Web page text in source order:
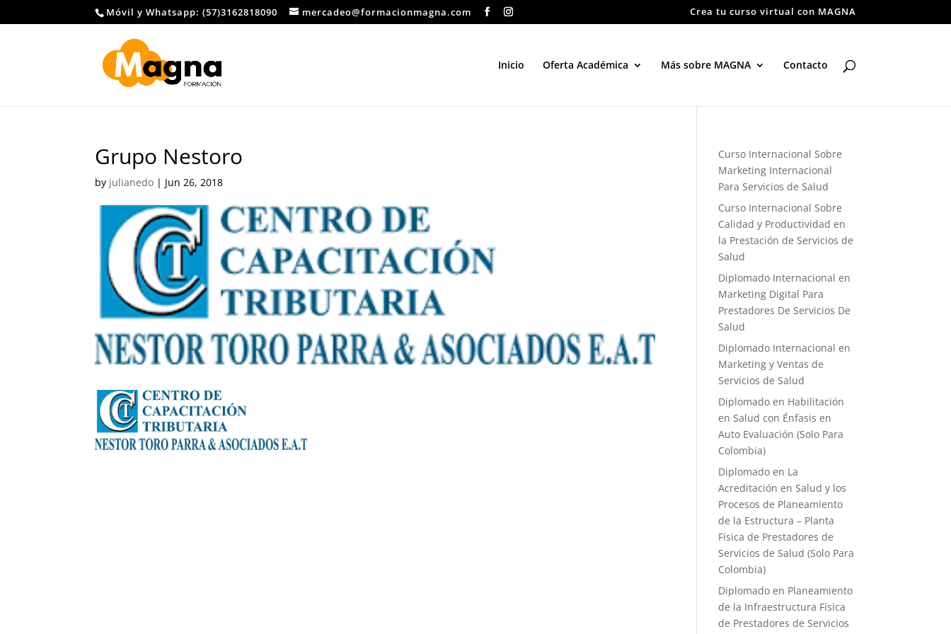
Móvil y Whatsapp: (57)3162818090 mercadeo@formacionmagna.com Crea tu curso virtual con MAGNA
Inicio Oferta Académica Más sobre MAGNA Contacto
Grupo Nestoro
by julianedo | Jun 26, 2018
Curso Internacional Sobre
Marketing Internacional
Para Servicios de Salud
Curso Internacional Sobre
Calidad y Productividad en
la Prestación de Servicios de
Salud
Diplomado Internacional en
Marketing Digital Para
Prestadores De Servicios De
Salud
Diplomado Internacional en
Marketing y Ventas de
Servicios de Salud
Diplomado en Habilitación
en Salud con Énfasis en
Auto Evaluación ​(Solo Para
Colombia)
Diplomado en La
Acreditación en Salud y los
Procesos de Planeamiento
de la Estructura – Planta
Física de Prestadores de
Servicios de Salud (Solo Para
Colombia)
Diplomado en Planeamiento
de la Infraestructura Física
de Prestadores de Servicios